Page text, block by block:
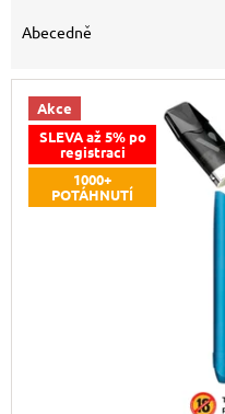
Abecedně
Akce
SLEVA až 5% po
registraci
1000+
POTÁHNUTÍ